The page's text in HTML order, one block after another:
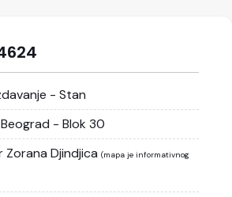
- Stan
- Blok 30
Zorana Djindjica (mapa je informativnog